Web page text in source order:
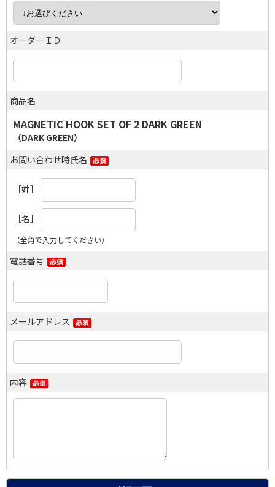
オーダーＩＤ
商品名
MAGNETIC HOOK SET OF 2 DARK GREEN
（DARK GREEN）
お問い合わせ時氏名
［姓］
［名］
（全角で入力してください）
電話番号
メールアドレス
内容